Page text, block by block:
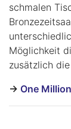
schmalen
Möglichkeit
zusätzlich
-> One